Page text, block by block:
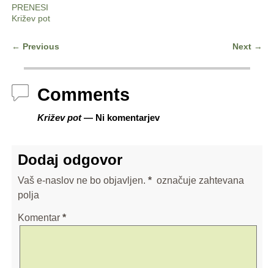
PRENESI
Križev pot
← Previous Next →
Comments
Križev pot— Ni komentarjev
Dodaj odgovor
Vaš e-naslov ne bo objavljen. * označuje zahtevana
polja
Komentar *